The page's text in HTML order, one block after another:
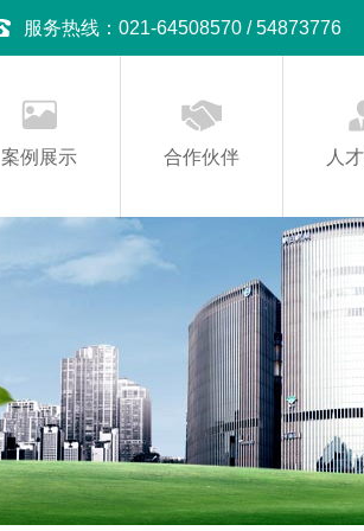
服务热线：021-64508570 / 54873776
案例展示 合作伙伴 人